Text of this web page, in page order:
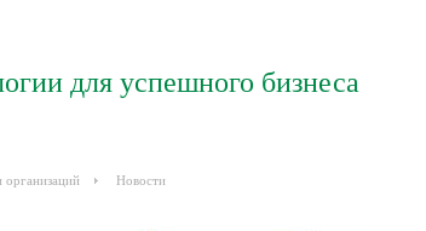
для успешного бизнеса
организаций Новости